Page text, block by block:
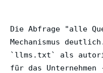
Die Abfrage "alle
Mechanismus
`llms.txt` als
für das